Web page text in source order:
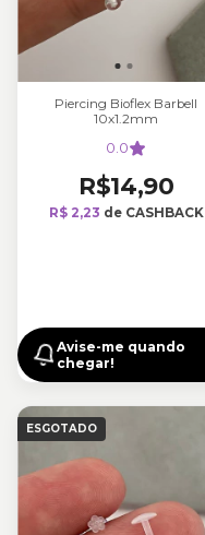
Piercing Bioflex Barbell
10x1.2mm
0.0
R$14,90
R$ 2,23 de CASHBACK
Avise-me quando
chegar!
ESGOTADO